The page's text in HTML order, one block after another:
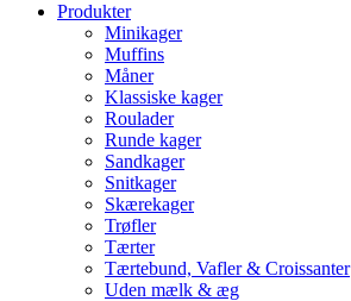
Produkter
Minikager
Muffins
Måner
Klassiske kager
Roulader
Runde kager
Sandkager
Snitkager
Skærekager
Trøfler
Tærter
Tærtebund, Vafler & Croissanter
Uden mælk & æg